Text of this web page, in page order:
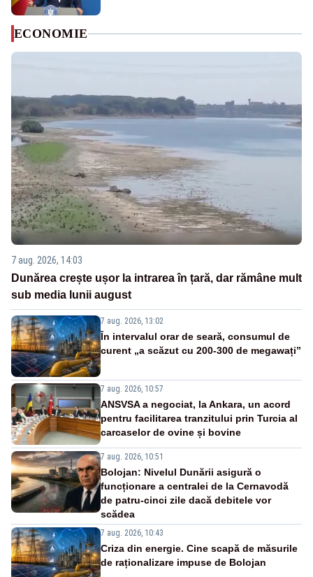
ECONOMIE
7 aug. 2026, 14:03
Dunărea crește ușor la intrarea în țară, dar rămâne mult
sub media lunii august
7 aug. 2026, 13:02
În intervalul orar de seară, consumul de
curent „a scăzut cu 200-300 de megawați”
7 aug. 2026, 10:57
ANSVSA a negociat, la Ankara, un acord
pentru facilitarea tranzitului prin Turcia al
carcaselor de ovine și bovine
7 aug. 2026, 10:51
Bolojan: Nivelul Dunării asigură o
funcționare a centralei de la Cernavodă
de patru-cinci zile dacă debitele vor
scădea
7 aug. 2026, 10:43
Criza din energie. Cine scapă de măsurile
de raționalizare impuse de Bolojan